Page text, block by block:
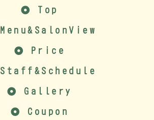
Top
Menu&SalonView
Price
Staff&Schedule
Gallery
Coupon